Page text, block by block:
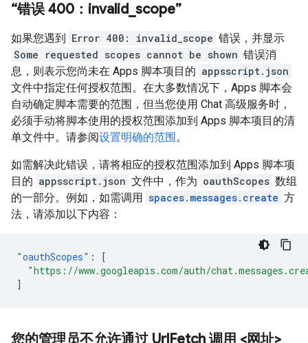
“错误 400：invalid scope”
如果您遇到 Error 400: invalid_scope 错误，并显示
Some requested scopes cannot be shown 错误消
息，则表示您尚未在 Apps 脚本项目的 appsscript.json
文件中指定任何授权范围。在大多数情况下，Apps 脚本会
自动确定脚本需要的范围，但当您使用 Chat 高级服务时，
必须手动将脚本使用的授权范围添加到 Apps 脚本项目的清
单文件中。请参阅设置明确的范围。
如需解决此错误，请将相应的授权范围添加到 Apps 脚本项
目的 appsscript.json 文件中，作为 oauthScopes 数组
的一部分。例如，如需调用 spaces.messages.create 方
法，请添加以下内容：
"oauthScopes" :
[
"https://www.googleapis.com/auth/
]
您的管理员不允许通过 UrlFetch 调用 <网址>